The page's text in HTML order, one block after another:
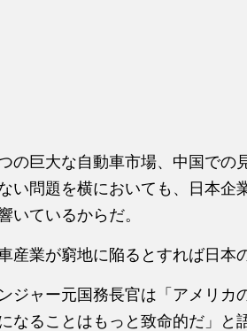
の巨大な自動車市場、中国での
い問題を横においても、日本企
いているからだ。
産業が窮地に陥るとすれば日本
ジャー元国務長官は「アメリカ
なることはもっと致命的だ」と